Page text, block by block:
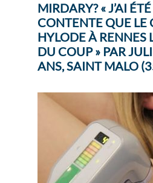
MIRDARY? « J’AI
CONTENTE QUE LE
HYLODE À RENNES
DU COUP » PAR
ANS, SAINT MALO